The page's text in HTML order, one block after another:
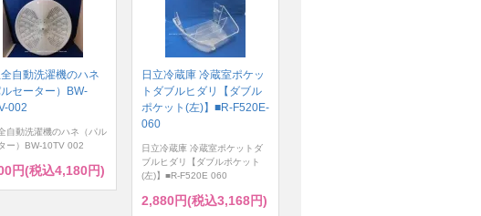
全自動洗濯機のハネ
ルセーター）BW-
002
自動洗濯機のハネ（パル
ー）BW-10TV 002
円(税込4,180円)
日立冷蔵庫 冷蔵室ポケッ
トダブルヒダリ【ダブル
ポケット(左)】■R-F520E-
060
日立冷蔵庫 冷蔵室ポケットダ
ブルヒダリ【ダブルポケット
(左)】■R-F520E 060
2,880円(税込3,168円)